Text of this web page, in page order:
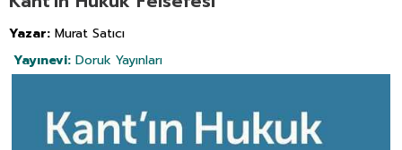
Yazar: Murat Satıcı
Yayınevi: Doruk Yayınları